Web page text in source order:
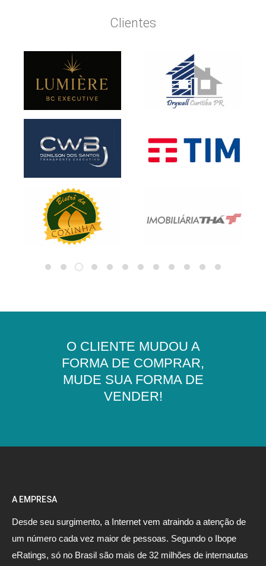
Clientes
O CLIENTE MUDOU A
FORMA DE COMPRAR,
MUDE SUA FORMA DE
VENDER!
A EMPRESA
Desde seu surgimento, a Internet vem atraindo a atenção de
um número cada vez maior de pessoas. Segundo o Ibope
eRatings, só no Brasil são mais de 32 milhões de internautas